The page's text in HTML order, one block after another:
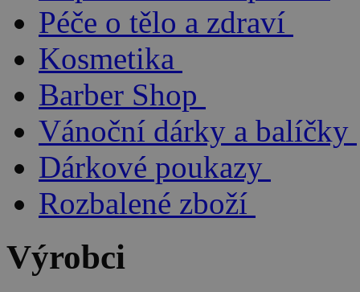
Péče o tělo a zdraví
Kosmetika
Barber Shop
Vánoční dárky a balíčky
Dárkové poukazy
Rozbalené zboží
Výrobci